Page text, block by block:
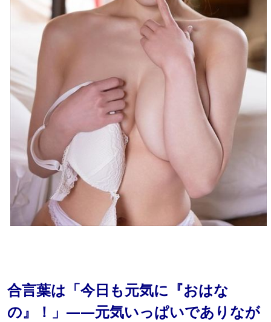
合言葉は「今日も元気に『おはな
の』！」——元気いっぱいでありなが